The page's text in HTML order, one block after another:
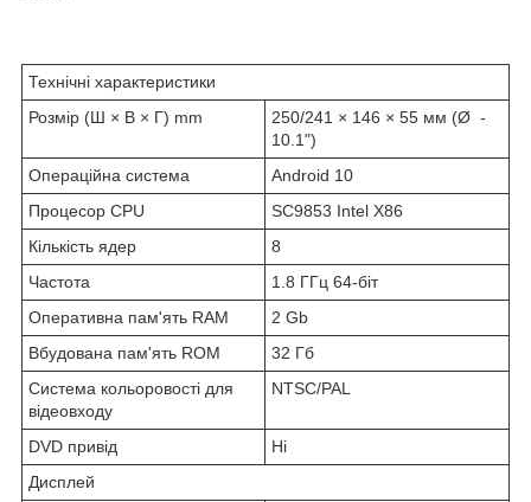
Технічні характеристики
Розмір (Ш × В × Г) mm
250/241 × 146 × 55 мм (Ø ‎ -
10.1")
Операційна система
Android 10
Процесор CPU
SC9853 Intel X86
Кількість ядер
8
Частота
1.8 ГГц 64-біт
Оперативна пам'ять RAM
2 Gb
Вбудована пам'ять ROM
32 Гб
Система кольоровості для
відеовходу
NTSC/PAL
DVD привід
Ні
Дисплей